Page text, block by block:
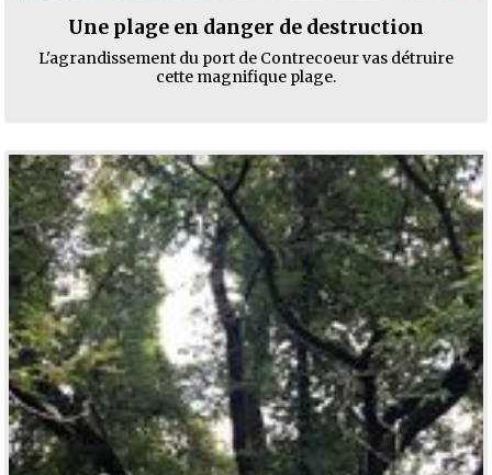
Une plage en danger de destruction
L'agrandissement du port de Contrecoeur vas détruire
cette magnifique plage.